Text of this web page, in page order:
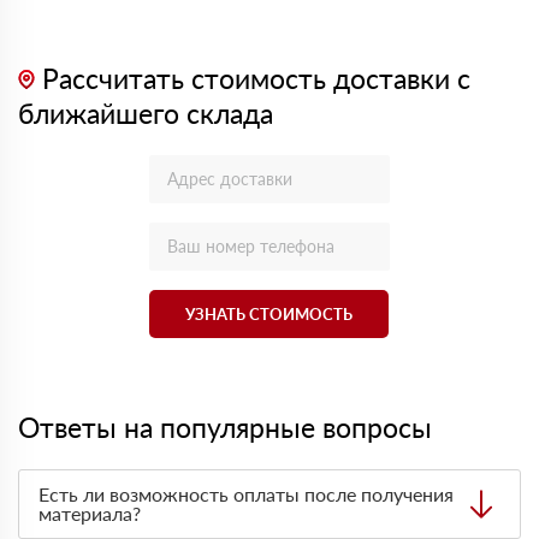
Рассчитать стоимость доставки с
ближайшего склада
УЗНАТЬ СТОИМОСТЬ
Ответы на популярные вопросы
Есть ли возможность оплаты после получения
материала?